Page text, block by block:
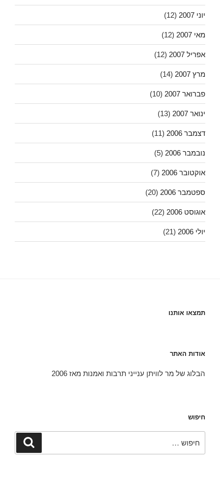
יוני 2007 (12)
מאי 2007 (12)
אפריל 2007 (12)
מרץ 2007 (14)
פברואר 2007 (10)
ינואר 2007 (13)
דצמבר 2006 (11)
נובמבר 2006 (5)
אוקטובר 2006 (7)
ספטמבר 2006 (20)
אוגוסט 2006 (22)
יולי 2006 (21)
תמצאו אותנו
אודות האתר
הבלוג של מר לוויתן ענייני תרבות ואמנות מאז 2006
חיפוש
חיפוש